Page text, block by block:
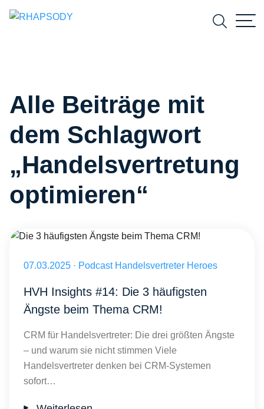
Suchen
Alle Beiträge mit
dem Schlagwort
„Handelsvertretung
optimieren“
Veröffentlicht am 07.03.2025
07.03.2025 · Podcast Handelsvertreter Heroes
HVH Insights #14: Die 3 häufigsten
Ängste beim Thema CRM!
CRM für Handelsvertreter: Die drei größten Ängste
– und warum sie nicht stimmen Viele
Handelsvertreter denken bei CRM-Systemen
sofort…